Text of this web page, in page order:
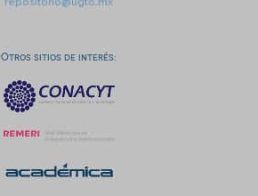
Otros sitios de interés: